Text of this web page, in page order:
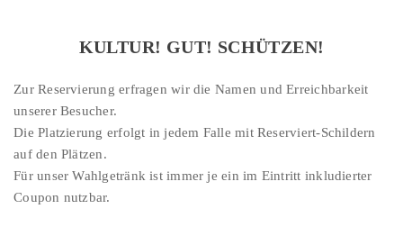
KULTUR! GUT! SCHÜTZEN!
Zur Reservierung erfragen wir die Namen und Erreichbarkeit
unserer Besucher.
Die Platzierung erfolgt in jedem Falle mit Reserviert-Schildern
auf den Plätzen.
Für unser Wahlgetränk ist immer je ein im Eintritt inkludierter
Coupon nutzbar.